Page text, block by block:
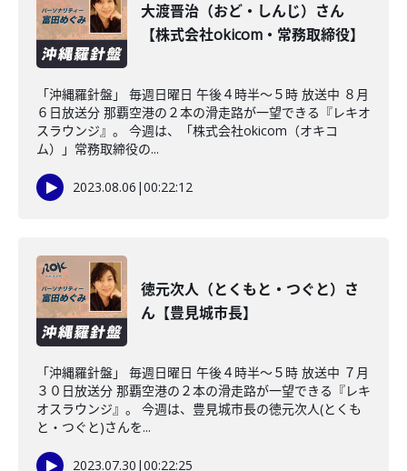
大渡晋治（おど・しんじ）さん
【株式会社okicom・常務取締役】
「沖縄羅針盤」 毎週日曜日 午後４時半～５時 放送中 ８月
６日放送分 那覇空港の２本の滑走路が一望できる『レキオ
スラウンジ』。 今週は、「株式会社okicom（オキコ
ム）」常務取締役の...
2023.08.06 |00:22:12
徳元次人（とくもと・つぐと）さ
ん【豊見城市長】
「沖縄羅針盤」 毎週日曜日 午後４時半～５時 放送中 ７月
３０日放送分 那覇空港の２本の滑走路が一望できる『レキ
オスラウンジ』。 今週は、豊見城市長の徳元次人(とくも
と・つぐと)さんを...
2023.07.30 |00:22:25